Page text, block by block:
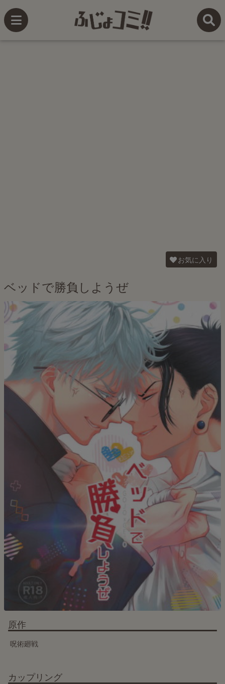
お気に入り
ベッドで勝負しようぜ
原作
呪術廻戦
カップリング